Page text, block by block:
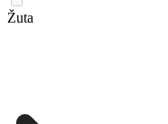
Žuta